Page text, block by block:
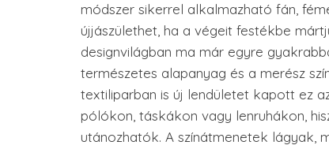
módszer sikerrel alkalmazható fán,
újjászülethet, ha a végeit festékbe
designvilágban ma már egyre
természetes alapanyag és a merész
textiliparban is új lendületet kapott ez
pólókon, táskákon vagy lenruhákon,
utánozhatók. A színátmenetek lágyak,